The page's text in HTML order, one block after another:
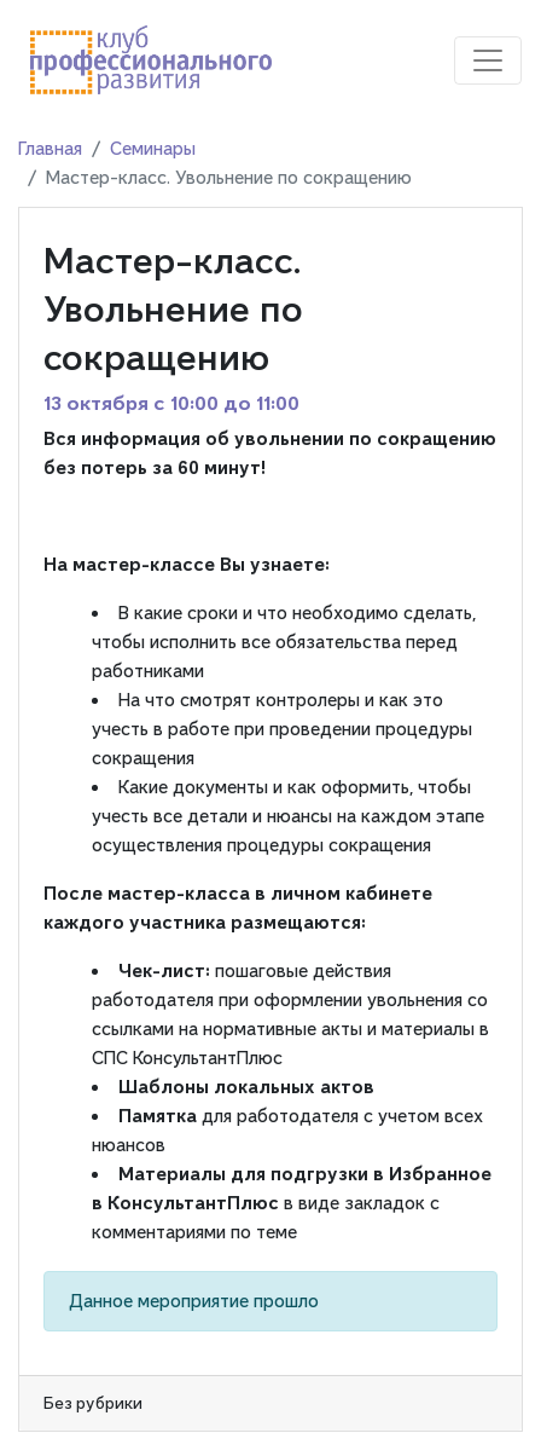
Главная
Семинары
Мастер-класс. Увольнение по сокращению
Мастер-класс.
Увольнение по
сокращению
13 октября c 10:00 до 11:00
Вся информация об увольнении по сокращению
без потерь за 60 минут!
На мастер-классе Вы узнаете:
В какие сроки и что необходимо сделать,
чтобы исполнить все обязательства перед
работниками
На что смотрят контролеры и как это
учесть в работе при проведении процедуры
сокращения
Какие документы и как оформить, чтобы
учесть все детали и нюансы на каждом этапе
осуществления процедуры сокращения
После мастер-класса в личном кабинете
каждого участника размещаются:
Чек-лист: пошаговые действия
работодателя при оформлении увольнения со
ссылками на нормативные акты и материалы в
СПС КонсультантПлюс
Шаблоны локальных актов
Памятка для работодателя с учетом всех
нюансов
Материалы для подгрузки в Избранное
в КонсультантПлюс в виде закладок с
комментариями по теме
Данное мероприятие прошло
Без рубрики